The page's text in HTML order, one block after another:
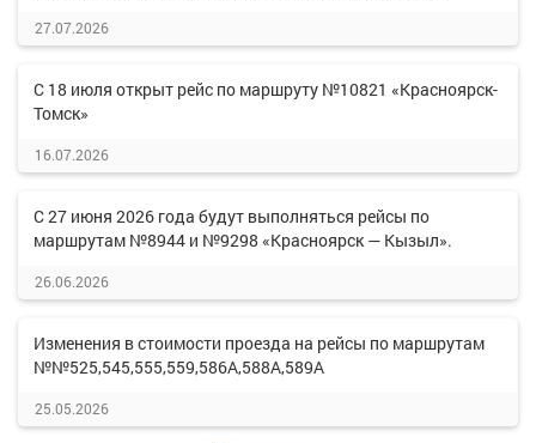
27.07.2026
С 18 июля открыт рейс по маршруту №10821 «Красноярск-
Томск»
16.07.2026
С 27 июня 2026 года будут выполняться рейсы по
маршрутам №8944 и №9298 «Красноярск — Кызыл».
26.06.2026
Изменения в стоимости проезда на рейсы по маршрутам
№№525,545,555,559,586А,588А,589А
25.05.2026